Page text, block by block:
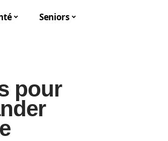
Seniors
pour